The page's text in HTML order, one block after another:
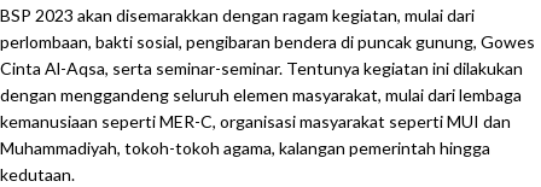
BSP 2023 akan disemarakkan dengan ragam kegiatan, mulai dari
perlombaan, bakti sosial, pengibaran bendera di puncak gunung, Gowes
Cinta Al-Aqsa, serta seminar-seminar. Tentunya kegiatan ini dilakukan
dengan menggandeng seluruh elemen masyarakat, mulai dari lembaga
kemanusiaan seperti MER-C, organisasi masyarakat seperti MUI dan
Muhammadiyah, tokoh-tokoh agama, kalangan pemerintah hingga
kedutaan.